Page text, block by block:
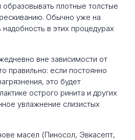
образовывать плотные толстые
Обычно уже на
в этих процедурах
вне зависимости от
правильно: если постоянно
это будет
острого ринита и других
увлажнение слизистых
масел (Пиносол, Эвкасепт,